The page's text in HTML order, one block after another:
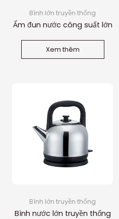
Bình lớn truyền thống
Ấm đun nước công suất lớn
Xem thêm
Bình lớn truyền thống
Bình nước lớn truyền thống